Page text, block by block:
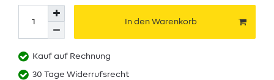
In den Warenkorb
Kauf auf Rechnung
30 Tage Widerrufsrecht